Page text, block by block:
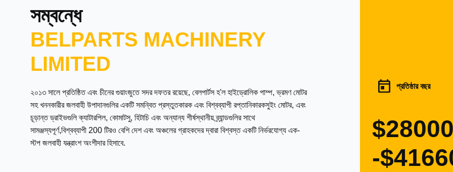
সম্বন্ধে
BELPARTS MACHINERY
LIMITED
২০১৩ সালে প্রতিষ্ঠিত এবং চীনের গুয়াংজুতে সদর দফতর রয়েছে, বেলপার্টস হ'ল হাইড্রোলিক পাম্প, ভ্রমণ মোটর
সহ খননকারীর জলবাহী উপাদানগুলির একটি সমন্বিত প্রস্তুতকারক এবং বিশ্বব্যাপী রপ্তানিকারকসুইং মোটর, এবং
চূড়ান্ত ড্রাইভগুলি ক্যাটারপিল, কোমাটসু, হিটাচি এবং অন্যান্য শীর্ষস্থানীয় ব্র্যান্ডগুলির সাথে
সামঞ্জস্যপূর্ণ,বিশ্বব্যাপী 200 টিরও বেশি দেশ এবং অঞ্চলের গ্রাহকদের দ্বারা বিশ্বস্ত একটি নির্ভরযোগ্য এক-
স্টপ জলবাহী যন্ত্রাংশ অংশীদার হিসাবে.
প্রতিষ্ঠার বছর
-